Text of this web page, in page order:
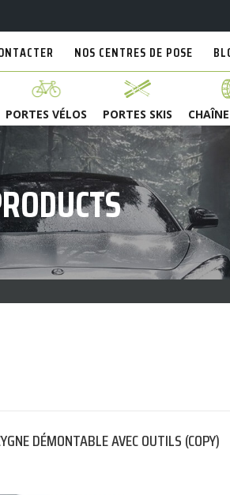
NOS CENTRES DE POSE
PORTES VÉLOS PORTES SKIS
DÉMONTABLE AVEC OUTILS (COPY)